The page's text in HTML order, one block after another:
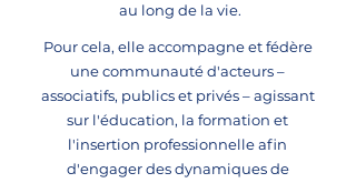
au long de la vie.
Pour cela, elle accompagne et fédère
une communauté d'acteurs –
associatifs, publics et privés – agissant
sur l'éducation, la formation et
l'insertion professionnelle afin
d'engager des dynamiques de